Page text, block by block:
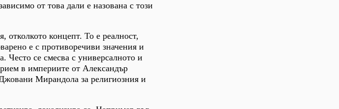
от това дали е назована с този
отколкото концепт. То е реалност,
е с противоречиви значения и
Често се смесва с универсалното и
в империите от Александър
Мирандола за религиозния и